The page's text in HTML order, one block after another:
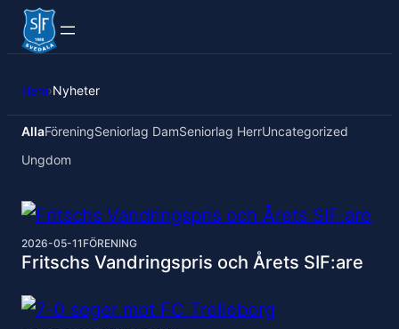
Hem›Nyheter
AllaFöreningSeniorlag DamSeniorlag HerrUncategorized
Ungdom
2026-05-11FÖRENING
Fritschs Vandringspris och Årets SIF:are